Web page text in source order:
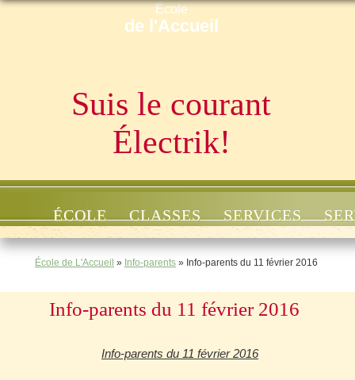
École
de l'Accueil
Suis le courant
Électrik!
ÉCOLE CLASSES SERVICES
École de L'Accueil » Info-parents » Info-parents du 11 février 2016
Info-parents du 11 février 2016
Info-parents du 11 février 2016